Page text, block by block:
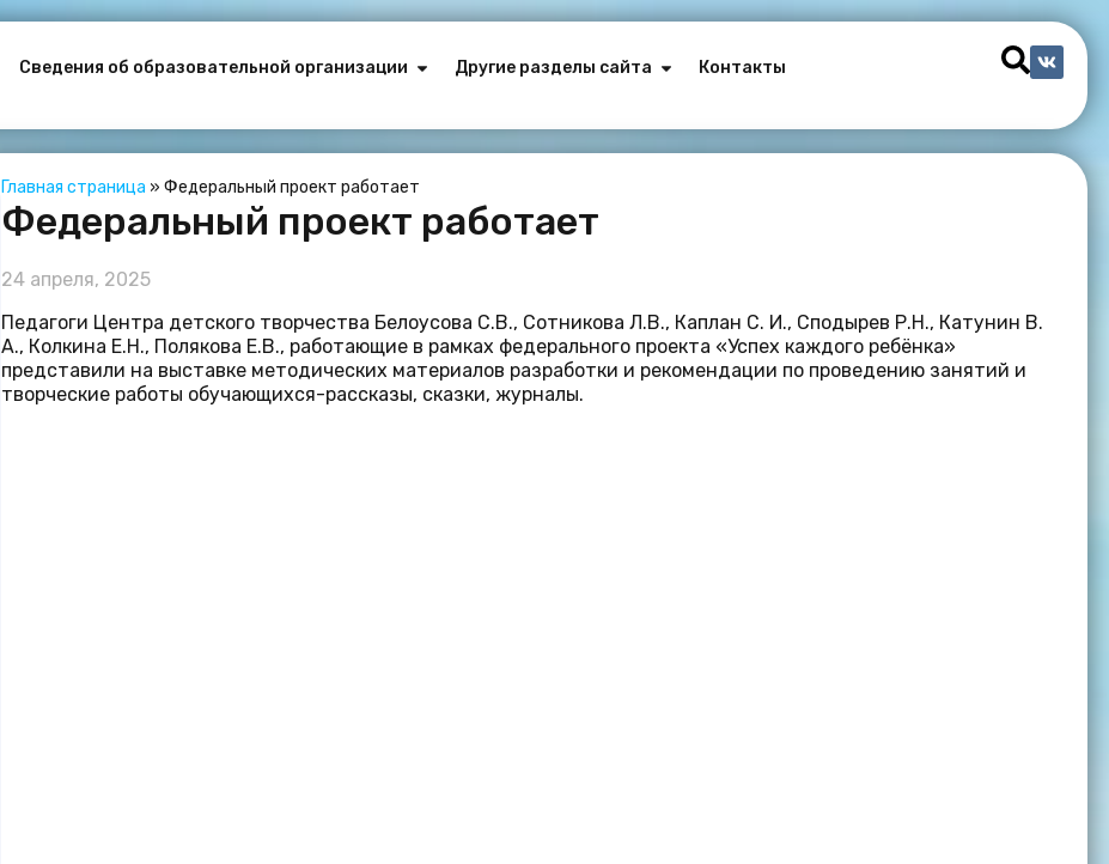
Сведения об образовательной организации Другие разделы сайта Контакты
Главная страница »Федеральный проект работает
Федеральный проект работает
24 апреля, 2025
Педагоги Центра детского творчества Белоусова С.В., Сотникова Л.В., Каплан С. И., Сподырев Р.Н., Катунин В.
А., Колкина Е.Н., Полякова Е.В., работающие в рамках федерального проекта «Успех каждого ребёнка»
представили на выставке методических материалов разработки и рекомендации по проведению занятий и
творческие работы обучающихся-рассказы, сказки, журналы.